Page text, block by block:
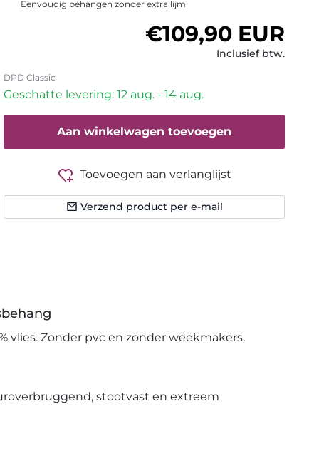
Eenvoudig behangen zonder extra lijm
Normale prijs
€109,90 EUR
Inclusief btw.
DPD Classic
Geschatte levering: 12 aug. - 14 aug.
Aan winkelwagen toevoegen
Toevoegen aan verlanglijst
Verzend product per e-mail
vlies. Zonder pvc en zonder weekmakers.
stootvast en extreem